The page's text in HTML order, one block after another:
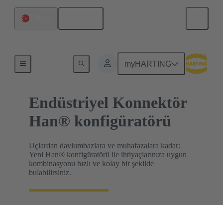
myHARTING
HARTING Ürün Konfigüratörleri
Endüstriyel Konnektör
Han® konfigüratörü
Uçlardan davlumbazlara ve muhafazalara kadar:
Yeni Han® konfigüratörü ile ihtiyaçlarınıza uygun
kombinasyonu hızlı ve kolay bir şekilde
bulabilirsiniz.